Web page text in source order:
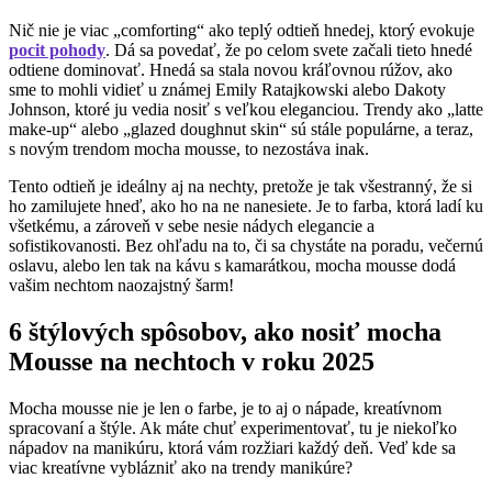
Nič nie je viac „comforting“ ako teplý odtieň hnedej, ktorý evokuje
pocit pohody. Dá sa povedať, že po celom svete začali tieto hnedé
odtiene dominovať. Hnedá sa stala novou kráľovnou rúžov, ako
sme to mohli vidieť u známej Emily Ratajkowski alebo Dakoty
Johnson, ktoré ju vedia nosiť s veľkou eleganciou. Trendy ako „latte
make-up“ alebo „glazed doughnut skin“ sú stále populárne, a teraz,
s novým trendom mocha mousse, to nezostáva inak.
Tento odtieň je ideálny aj na nechty, pretože je tak všestranný, že si
ho zamilujete hneď, ako ho na ne nanesiete. Je to farba, ktorá ladí ku
všetkému, a zároveň v sebe nesie nádych elegancie a
sofistikovanosti. Bez ohľadu na to, či sa chystáte na poradu, večernú
oslavu, alebo len tak na kávu s kamarátkou, mocha mousse dodá
vašim nechtom naozajstný šarm!
6 štýlových spôsobov, ako nosiť mocha
Mousse na nechtoch v roku 2025
Mocha mousse nie je len o farbe, je to aj o nápade, kreatívnom
spracovaní a štýle. Ak máte chuť experimentovať, tu je niekoľko
nápadov na manikúru, ktorá vám rozžiari každý deň. Veď kde sa
viac kreatívne vyblázniť ako na trendy manikúre?